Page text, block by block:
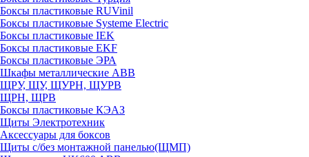
Боксы пластиковые RUVinil
Боксы пластиковые Systeme Electric
Боксы пластиковые IEK
Боксы пластиковые EKF
Боксы пластиковые ЭРА
Шкафы металлические ABB
ЩРУ, ЩУ, ЩУРН, ЩУРВ
ЩРН, ЩРВ
Боксы пластиковые КЭАЗ
Щиты Электротехник
Аксессуары для боксов
Щиты с/без монтажной панелью(ЩМП)